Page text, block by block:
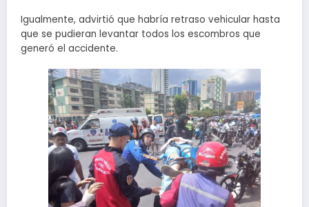
Igualmente, advirtió que habría retraso vehicular hasta
que se pudieran levantar todos los escombros que
generó el accidente.